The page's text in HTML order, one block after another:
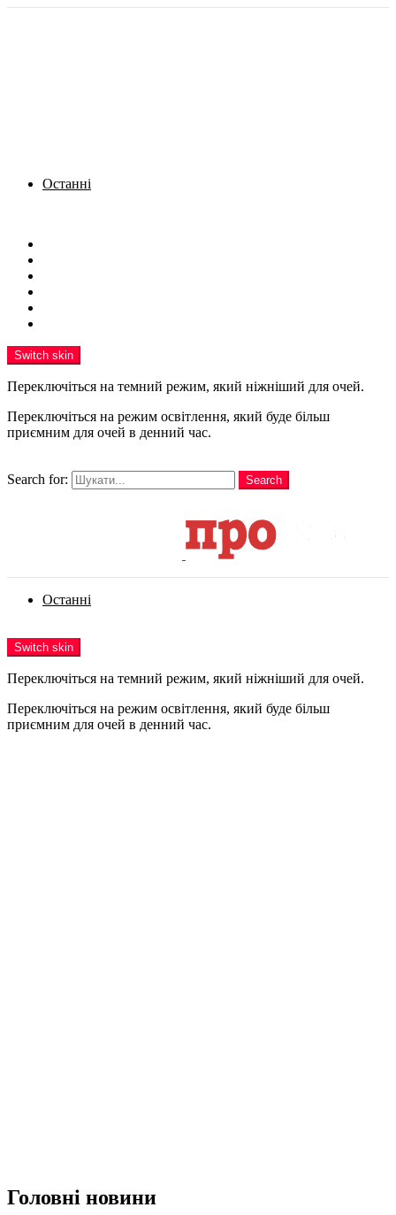
Останні
Switch skin
Переключіться на темний режим, який ніжніший для очей.
Переключіться на режим освітлення, який буде більш
приємним для очей в денний час.
Search for:
Search
Останні
Switch skin
Переключіться на темний режим, який ніжніший для очей.
Переключіться на режим освітлення, який буде більш
приємним для очей в денний час.
Головні новини